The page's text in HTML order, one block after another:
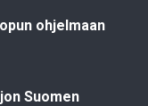
ohjelmaan
Suomen